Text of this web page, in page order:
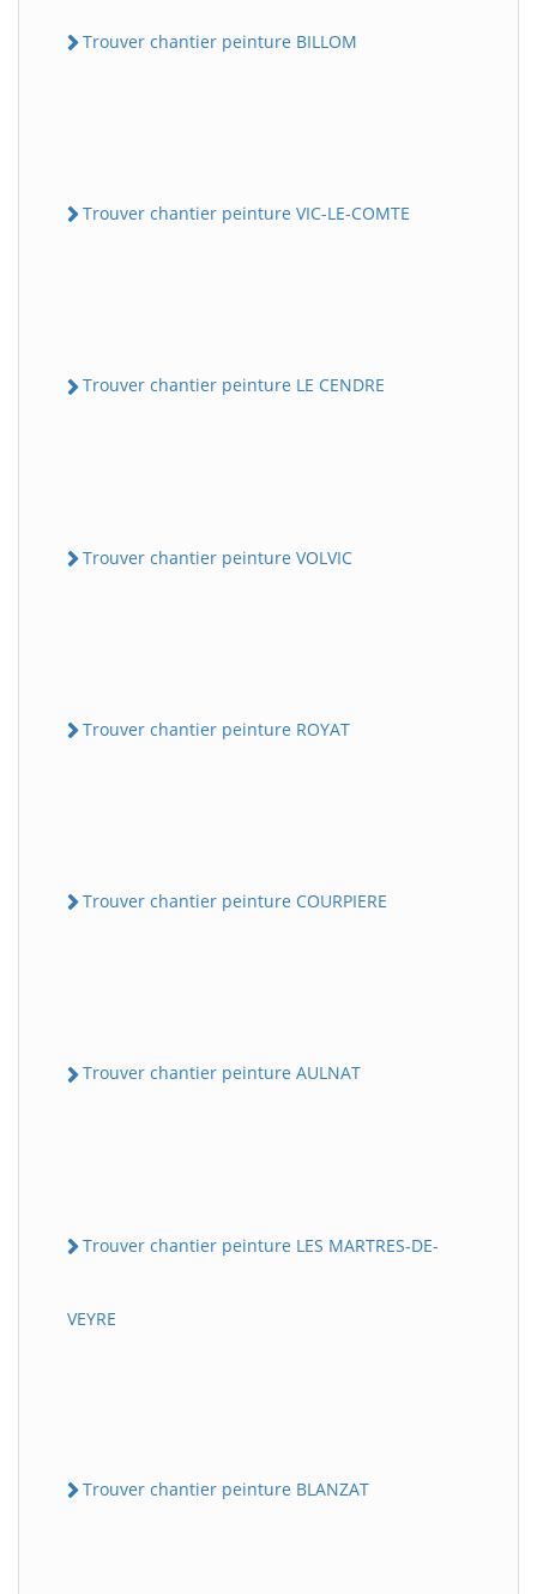
Trouver chantier peinture BILLOM
Trouver chantier peinture VIC-LE-COMTE
Trouver chantier peinture LE CENDRE
Trouver chantier peinture VOLVIC
Trouver chantier peinture ROYAT
Trouver chantier peinture COURPIERE
Trouver chantier peinture AULNAT
Trouver chantier peinture LES MARTRES-DE-
VEYRE
Trouver chantier peinture BLANZAT